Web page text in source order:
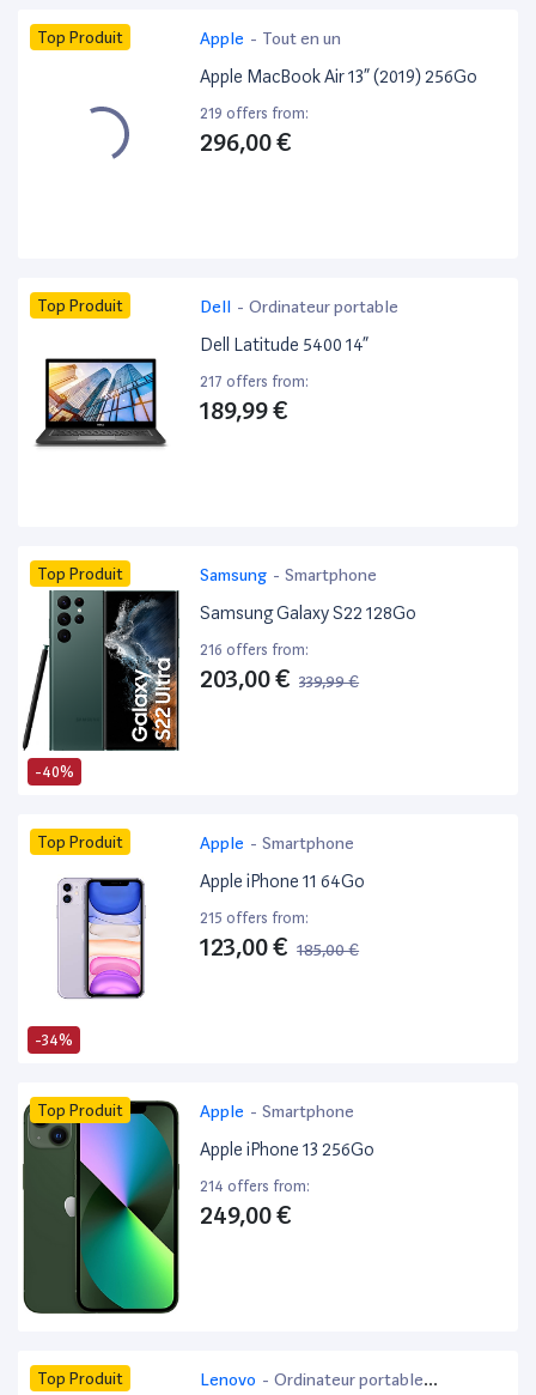
Top Produit Apple - Tout en un
Apple MacBook Air 13” (2019) 256Go
219 offers from:
296,00 €
Top Produit Dell - Ordinateur portable
Dell Latitude 5400 14”
217 offers from:
189,99 €
-40%
Top Produit Samsung - Smartphone
Samsung Galaxy S22 128Go
216 offers from:
203,00 € 339,99 €
-34%
Top Produit Apple - Smartphone
Apple iPhone 11 64Go
215 offers from:
123,00 € 185,00 €
Top Produit Apple - Smartphone
Apple iPhone 13 256Go
214 offers from:
249,00 €
Top Produit Lenovo - Ordinateur portable